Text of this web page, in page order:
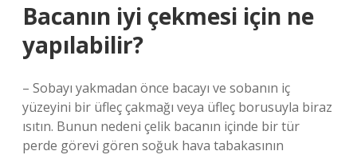
Bacanın iyi çekmesi için ne
yapılabilir?
– Sobayı yakmadan önce bacayı ve sobanın iç
yüzeyini bir üfleç çakmağı veya üfleç borusuyla biraz
ısıtın. Bunun nedeni çelik bacanın içinde bir tür
perde görevi gören soğuk hava tabakasının